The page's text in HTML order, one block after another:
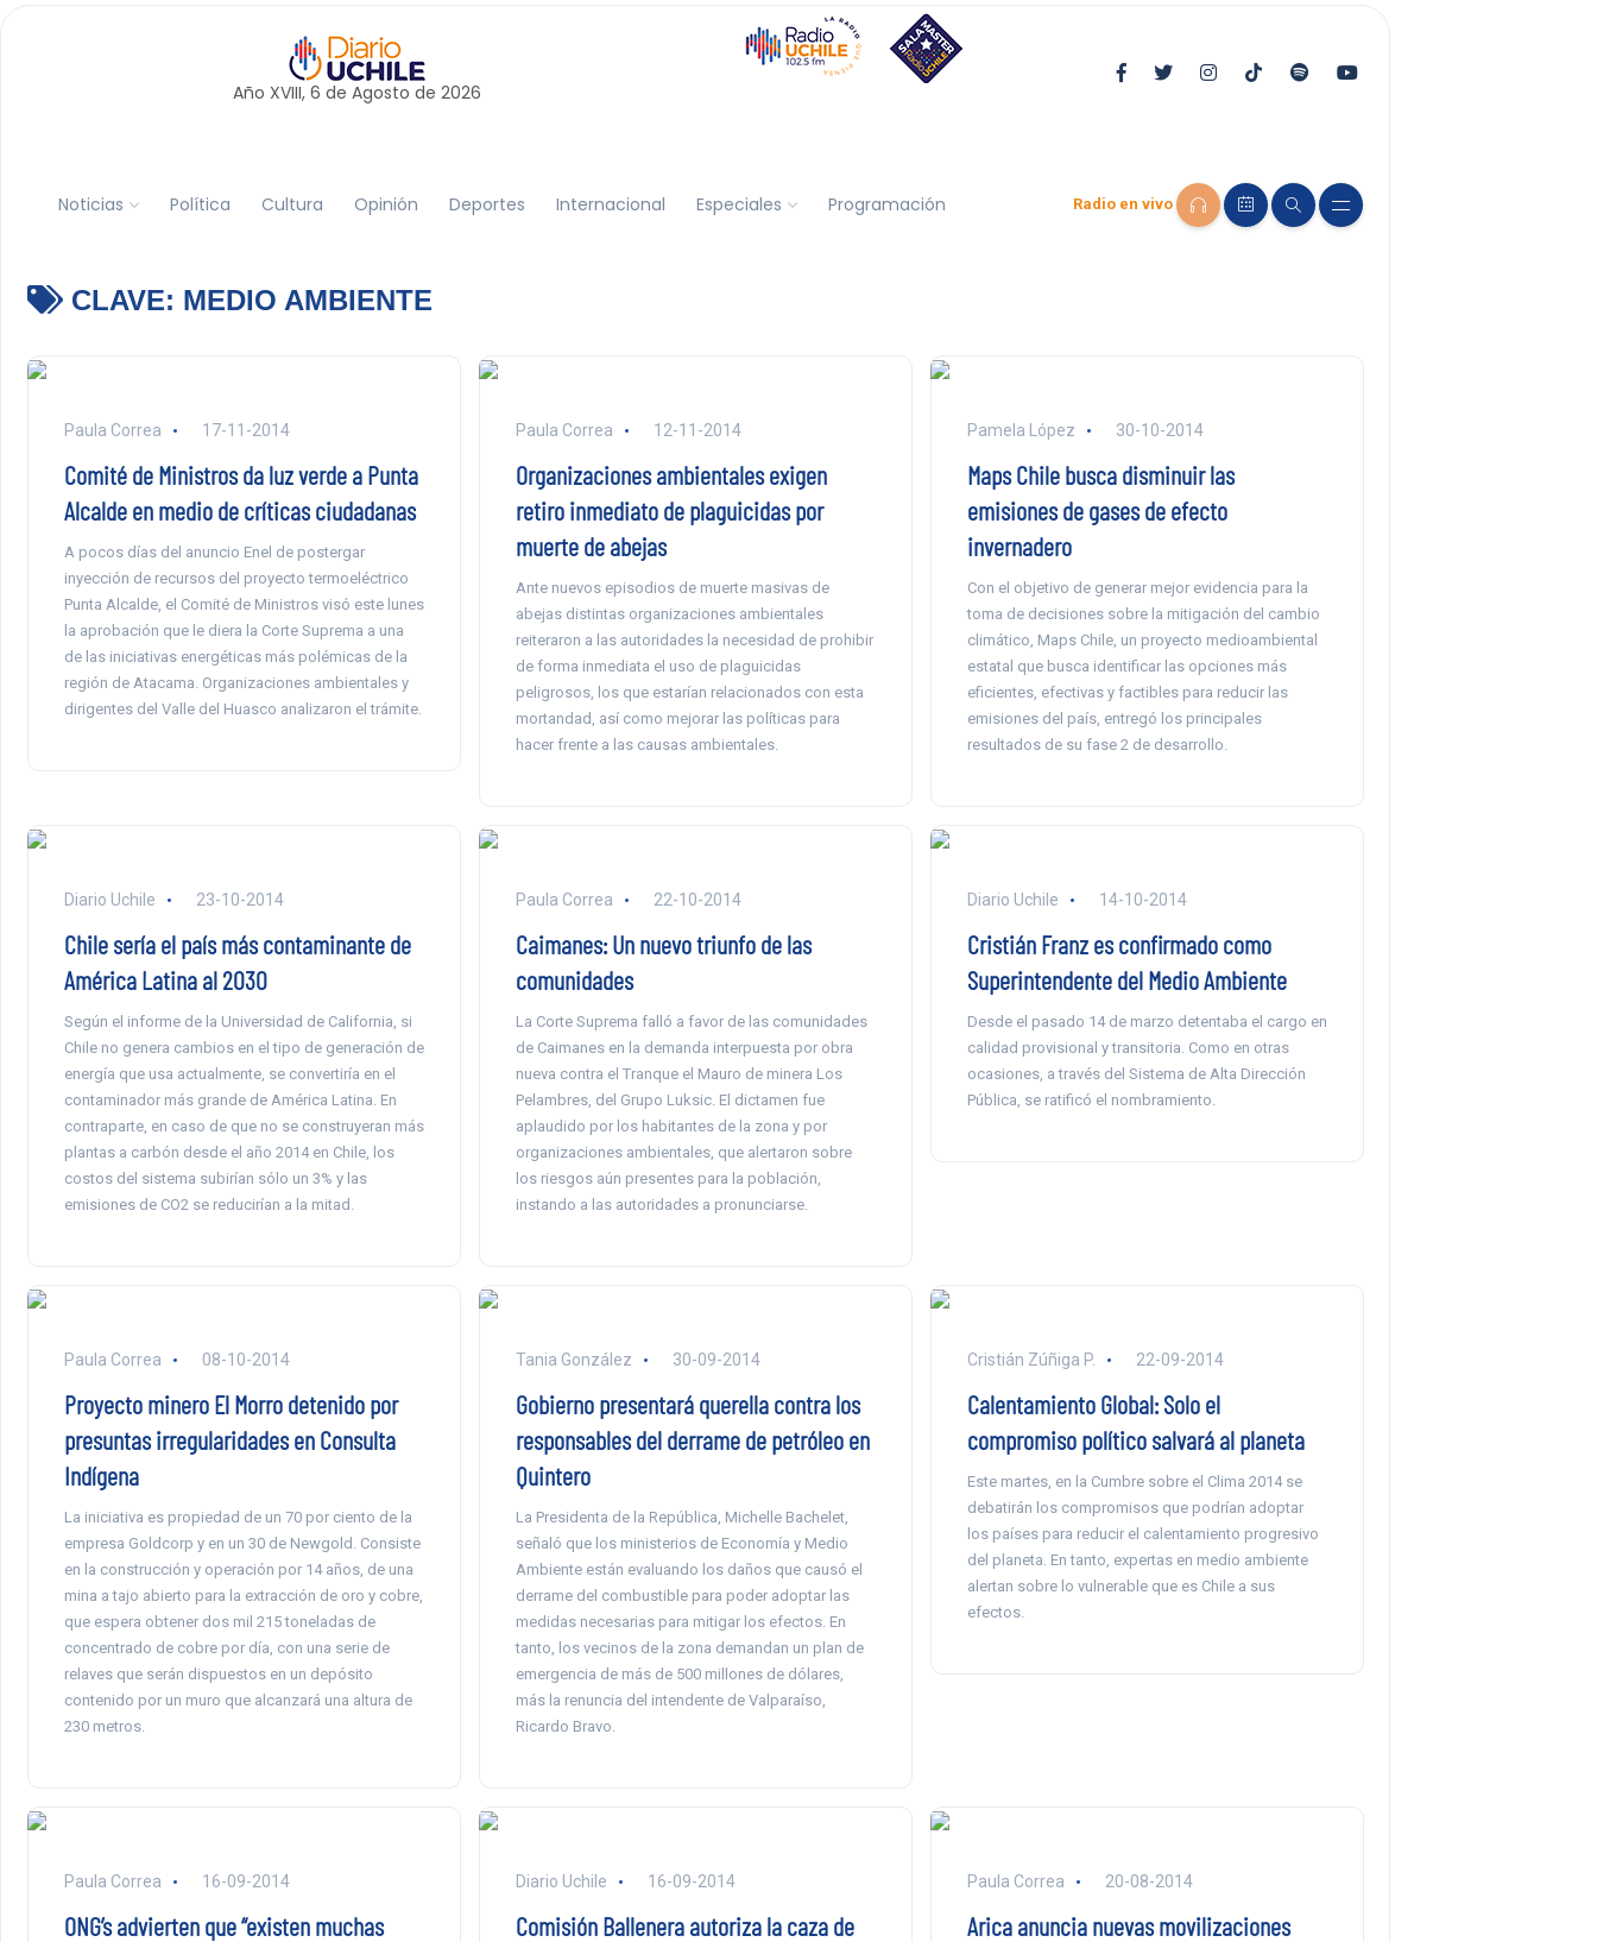
Año XVIII, 6 de Agosto de 2026
Noticias Política Cultura Opinión Deportes Internacional Especiales Programación Radio en vivo
CLAVE: MEDIO AMBIENTE
Paula Correa 17-11-2014
Comité de Ministros da luz verde a Punta
Alcalde en medio de críticas ciudadanas
A pocos días del anuncio Enel de postergar
inyección de recursos del proyecto termoeléctrico
Punta Alcalde, el Comité de Ministros visó este lunes
la aprobación que le diera la Corte Suprema a una
de las iniciativas energéticas más polémicas de la
región de Atacama. Organizaciones ambientales y
dirigentes del Valle del Huasco analizaron el trámite.
Paula Correa 12-11-2014
Organizaciones ambientales exigen
retiro inmediato de plaguicidas por
muerte de abejas
Ante nuevos episodios de muerte masivas de
abejas distintas organizaciones ambientales
reiteraron a las autoridades la necesidad de prohibir
de forma inmediata el uso de plaguicidas
peligrosos, los que estarían relacionados con esta
mortandad, así como mejorar las políticas para
hacer frente a las causas ambientales.
Pamela López 30-10-2014
Maps Chile busca disminuir las
emisiones de gases de efecto
invernadero
Con el objetivo de generar mejor evidencia para la
toma de decisiones sobre la mitigación del cambio
climático, Maps Chile, un proyecto medioambiental
estatal que busca identificar las opciones más
eficientes, efectivas y factibles para reducir las
emisiones del país, entregó los principales
resultados de su fase 2 de desarrollo.
Diario Uchile 23-10-2014
Chile sería el país más contaminante de
América Latina al 2030
Según el informe de la Universidad de California, si
Chile no genera cambios en el tipo de generación de
energía que usa actualmente, se convertiría en el
contaminador más grande de América Latina. En
contraparte, en caso de que no se construyeran más
plantas a carbón desde el año 2014 en Chile, los
costos del sistema subirían sólo un 3% y las
emisiones de CO2 se reducirían a la mitad.
Paula Correa 22-10-2014
Caimanes: Un nuevo triunfo de las
comunidades
La Corte Suprema falló a favor de las comunidades
de Caimanes en la demanda interpuesta por obra
nueva contra el Tranque el Mauro de minera Los
Pelambres, del Grupo Luksic. El dictamen fue
aplaudido por los habitantes de la zona y por
organizaciones ambientales, que alertaron sobre
los riesgos aún presentes para la población,
instando a las autoridades a pronunciarse.
Diario Uchile 14-10-2014
Cristián Franz es confirmado como
Superintendente del Medio Ambiente
Desde el pasado 14 de marzo detentaba el cargo en
calidad provisional y transitoria. Como en otras
ocasiones, a través del Sistema de Alta Dirección
Pública, se ratificó el nombramiento.
Paula Correa 08-10-2014
Proyecto minero El Morro detenido por
presuntas irregularidades en Consulta
Indígena
La iniciativa es propiedad de un 70 por ciento de la
empresa Goldcorp y en un 30 de Newgold. Consiste
en la construcción y operación por 14 años, de una
mina a tajo abierto para la extracción de oro y cobre,
que espera obtener dos mil 215 toneladas de
concentrado de cobre por día, con una serie de
relaves que serán dispuestos en un depósito
contenido por un muro que alcanzará una altura de
230 metros.
Tania González 30-09-2014
Gobierno presentará querella contra los
responsables del derrame de petróleo en
Quintero
La Presidenta de la República, Michelle Bachelet,
señaló que los ministerios de Economía y Medio
Ambiente están evaluando los daños que causó el
derrame del combustible para poder adoptar las
medidas necesarias para mitigar los efectos. En
tanto, los vecinos de la zona demandan un plan de
emergencia de más de 500 millones de dólares,
más la renuncia del intendente de Valparaíso,
Ricardo Bravo.
Cristián Zúñiga P. 22-09-2014
Calentamiento Global: Solo el
compromiso político salvará al planeta
Este martes, en la Cumbre sobre el Clima 2014 se
debatirán los compromisos que podrían adoptar
los países para reducir el calentamiento progresivo
del planeta. En tanto, expertas en medio ambiente
alertan sobre lo vulnerable que es Chile a sus
efectos.
Paula Correa 16-09-2014
ONG’s advierten que “existen muchas
Diario Uchile 16-09-2014
Comisión Ballenera autoriza la caza de
Paula Correa 20-08-2014
Arica anuncia nuevas movilizaciones